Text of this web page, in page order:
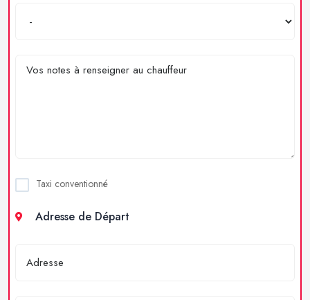
Taxi conventionné
Adresse de Départ